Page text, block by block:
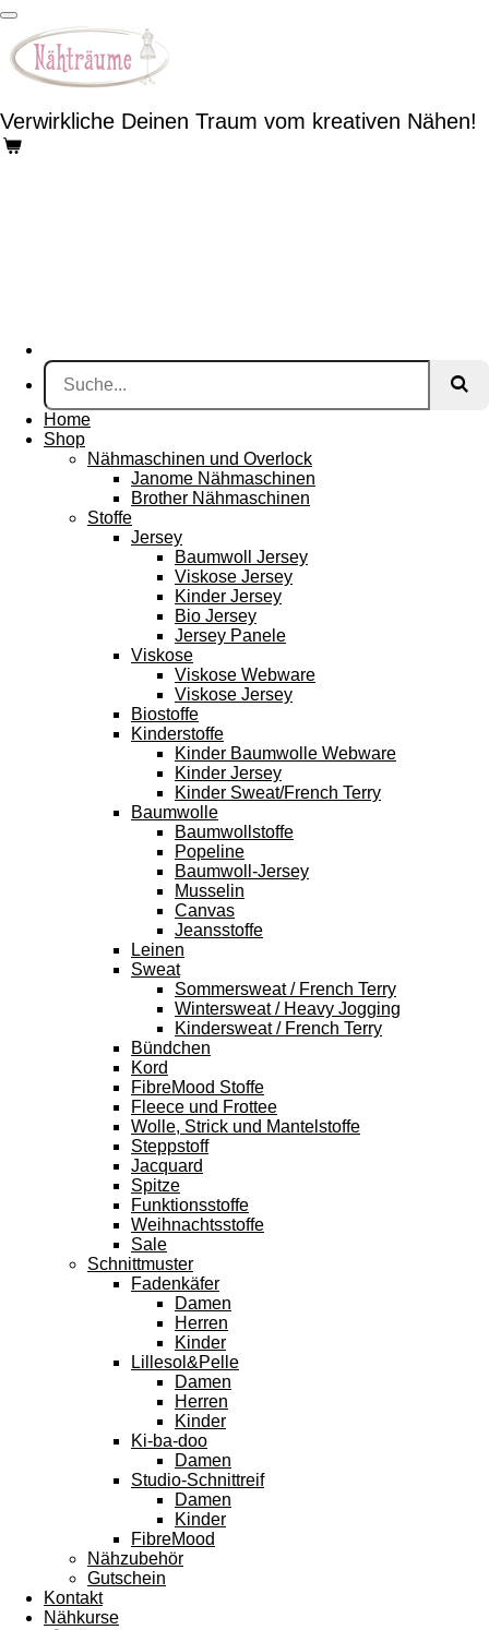
Zum
Hauptinhalt
springen
Verwirkliche Deinen Traum vom kreativen Nähen!
Home
Shop
Nähmaschinen und Overlock
Janome Nähmaschinen
Brother Nähmaschinen
Stoffe
Jersey
Baumwoll Jersey
Viskose Jersey
Kinder Jersey
Bio Jersey
Jersey Panele
Viskose
Viskose Webware
Viskose Jersey
Biostoffe
Kinderstoffe
Kinder Baumwolle Webware
Kinder Jersey
Kinder Sweat/French Terry
Baumwolle
Baumwollstoffe
Popeline
Baumwoll-Jersey
Musselin
Canvas
Jeansstoffe
Leinen
Sweat
Sommersweat / French Terry
Wintersweat / Heavy Jogging
Kindersweat / French Terry
Bündchen
Kord
FibreMood Stoffe
Fleece und Frottee
Wolle, Strick und Mantelstoffe
Steppstoff
Jacquard
Spitze
Funktionsstoffe
Weihnachtsstoffe
Sale
Schnittmuster
Fadenkäfer
Damen
Herren
Kinder
Lillesol&Pelle
Damen
Herren
Kinder
Ki-ba-doo
Damen
Studio-Schnittreif
Damen
Kinder
FibreMood
Nähzubehör
Gutschein
Kontakt
Nähkurse